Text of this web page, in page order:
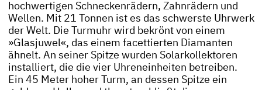
hochwertigen Schneckenrädern, Zahnrädern und
Wellen. Mit 21 Tonnen ist es das schwerste Uhrwerk
der Welt. Die Turmuhr wird bekrönt von einem
»Glasjuwel«, das einem facettierten Diamanten
ähnelt. An seiner Spitze wurden Solarkollektoren
installiert, die die vier Uhreneinheiten betreiben.
Ein 45 Meter hoher Turm, an dessen Spitze ein